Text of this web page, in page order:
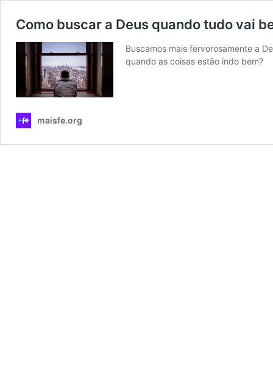
Como buscar a Deus quando tudo vai
Buscamos mais fervorosamente a
quando as coisas estão indo bem?
maisfe.org